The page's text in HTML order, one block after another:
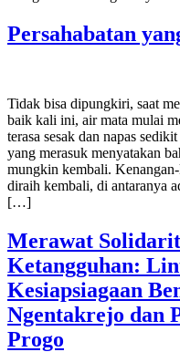
Persahabatan
Tidak bisa dipungkiri, saat
baik kali ini, air mata mulai
terasa sesak dan napas
yang merasuk menyatakan
mungkin kembali.
diraih kembali, di antaranya
[…]
Merawat
Ketangguhan:
Kesiapsiagaan
Ngentakrejo dan
Progo